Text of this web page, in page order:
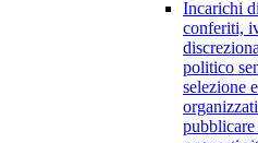
Incarichi
conferiti,
politico
selezione